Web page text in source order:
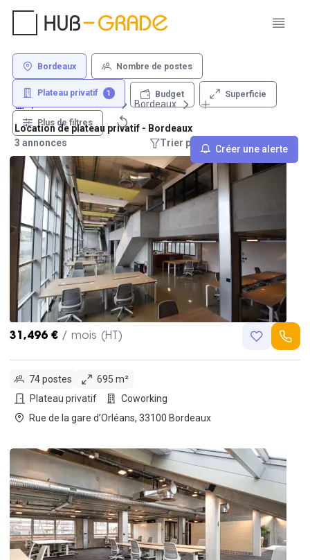
Bordeaux Nombre de postes
Plateau privatif 1 Budget Superficie
Plus de filtres
Créer une alerte
Bordeaux
Location de plateau privatif - Bordeaux
3 annonces
Trier par : Recommandations
31,496 € / mois (HT)
74 postes
695 m²
Plateau privatif
Coworking
Rue de la gare d’Orléans, 33100 Bordeaux